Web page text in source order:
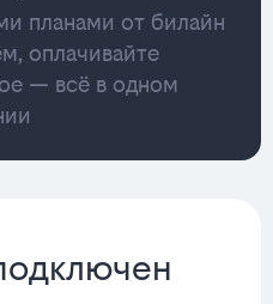
планами от билайн
оплачивайте
— всё в одном